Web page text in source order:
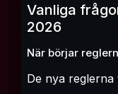
Vanliga
2026
När börjar
De nya reglerna